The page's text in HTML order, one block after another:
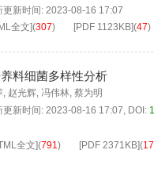
更新时间: 2023-08-16 17:07
全文](307) [PDF 1123KB](47)
料细菌多样性分析
, 赵光辉, 冯伟林, 蔡为明
更新时间: 2023-08-16 17:07, DOI:
全文](791) [PDF 2371KB](